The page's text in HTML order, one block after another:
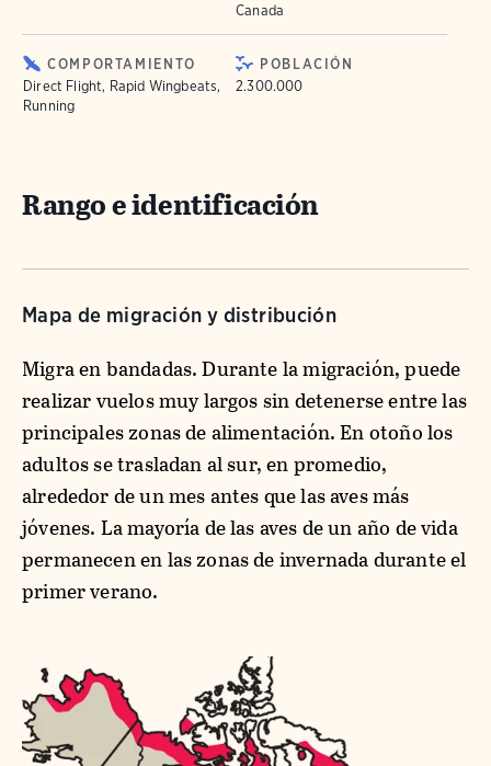
Canada
COMPORTAMIENTO
Direct Flight, Rapid Wingbeats,
Running
POBLACIÓN
2.300.000
Rango e identificación
Mapa de migración y distribución
Migra en bandadas. Durante la migración, puede
realizar vuelos muy largos sin detenerse entre las
principales zonas de alimentación. En otoño los
adultos se trasladan al sur, en promedio,
alrededor de un mes antes que las aves más
jóvenes. La mayoría de las aves de un año de vida
permanecen en las zonas de invernada durante el
primer verano.